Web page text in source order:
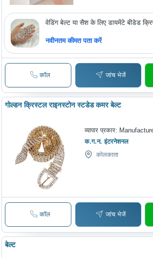
वेडिंग बेल्ट या सैश के लिए डायमेंटे बीडेड
नवीनतम कीमत पता करें
कॉल जांच भेजें
गोल्डन क्रिस्टल राइनस्टोन स्टडेड कमर बेल्ट
व्यापार प्रकार:
क.ग.न. इंटरनेशनल
कोलकाता
कॉल जांच भेजें
बेल्ट